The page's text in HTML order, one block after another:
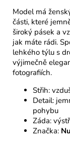
Model má
části, které
široký pásek a
jak máte rádi.
lehkého týlu s
výjimečně
fotografiích.
Střih:
Detail:
pohybu
Záda:
Značka: